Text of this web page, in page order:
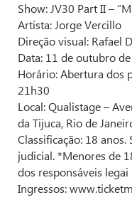
Show: JV30 Part II –
Artista: Jorge Vercillo
Direção visual: Rafael
Data: 11 de outubro
Horário: Abertura dos
21h30
Local: Qualistage –
da Tijuca, Rio de
Classificação: 18
judicial. *Menores de
dos responsáveis legai
Ingressos: